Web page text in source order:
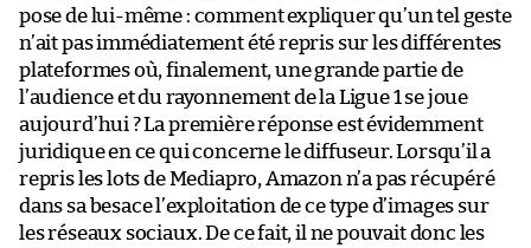
pose de lui-même : comment expliquer qu’un tel geste
n’ait pas immédiatement été repris sur les différentes
plateformes où, finalement, une grande partie de
l’audience et du rayonnement de la Ligue 1 se joue
aujourd’hui ? La première réponse est évidemment
juridique en ce qui concerne le diffuseur. Lorsqu’il a
repris les lots de Mediapro, Amazon n’a pas récupéré
dans sa besace l’exploitation de ce type d’images sur
les réseaux sociaux. De ce fait, il ne pouvait donc les